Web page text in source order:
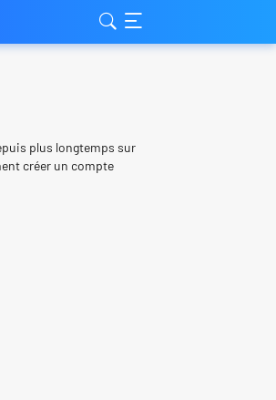
plus longtemps sur
créer un compte